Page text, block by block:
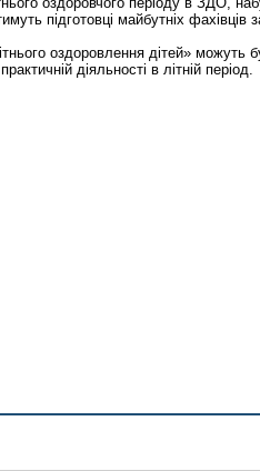
підготовці майбутніх фахівців
оздоровлення дітей» можуть
діяльності в літній період.